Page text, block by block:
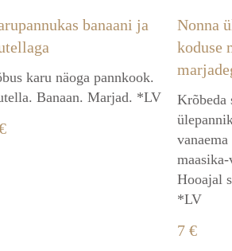
banaani ja
karu näoga pannkook.
Banaan. Marjad. *LV
Nonna
koduse
Krõbeda
Hooajal
*LV
7 €